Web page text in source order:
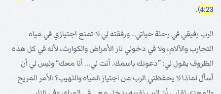
4:23
).
الرب رفيقي في رحلة حياتي.. ورفقته لي لا تمنع اجتيازي في مياه
التجارب والآلام، ولا في دخولي نار الأمراض والكوارث، لأنه في كل هذه
الظروف يقول لي: ”دعوتك باسمك. أنت لي... أنا معك“ وليس لي أن
أسأل لماذا لا يحفظني الرب من اجتياز المياه واللهيب؟ الأمر المريح